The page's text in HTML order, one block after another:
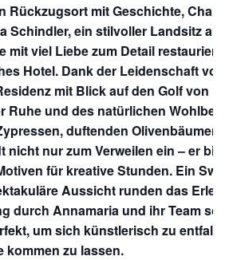
Rückzugsort mit Geschichte,
Schindler, ein stilvoller Landsitz
mit viel Liebe zum Detail restauriert
Hotel. Dank der Leidenschaft
mit Blick auf den Golf von
Ruhe und des natürlichen
duftenden Olivenbäumen
nicht nur zum Verweilen ein – er
für kreative Stunden. Ein
Aussicht runden das
durch Annamaria und ihr Team
um sich künstlerisch zu
kommen zu lassen.